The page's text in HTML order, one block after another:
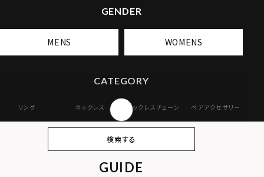
GENDER
MENS WOMENS
CATEGORY
リング ネックレス ネックレスチェーン ペアアクセサリー
オンラインストア
ギフトボックス
検索する
GUIDE